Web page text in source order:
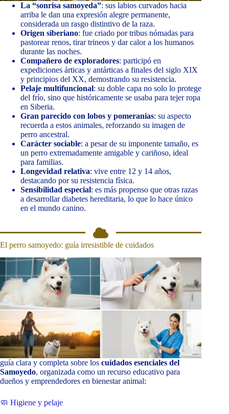
La “sonrisa samoyeda”: sus labios curvados hacia
arriba le dan una expresión alegre permanente,
considerada un rasgo distintivo de la raza.
Origen siberiano: fue criado por tribus nómadas para
pastorear renos, tirar trineos y dar calor a los humanos
durante las noches.
Compañero de exploradores: participó en
expediciones árticas y antárticas a finales del siglo XIX
y principios del XX, demostrando su resistencia.
Pelaje multifuncional: su doble capa no solo lo protege
del frío, sino que históricamente se usaba para tejer ropa
en Siberia.
Gran parecido con lobos y pomeranias: su aspecto
recuerda a estos animales, reforzando su imagen de
perro ancestral.
Carácter sociable: a pesar de su imponente tamaño, es
un perro extremadamente amigable y cariñoso, ideal
para familias.
Longevidad relativa: vive entre 12 y 14 años,
destacando por su resistencia física.
Sensibilidad especial: es más propenso que otras razas
a desarrollar diabetes hereditaria, lo que lo hace único
en el mundo canino.
El perro samoyedo: guía irresistible de cuidados
guía clara y completa sobre los cuidados esenciales del
Samoyedo, organizada como un recurso educativo para
dueños y emprendedores en bienestar animal:
🧼 Higiene y pelaje